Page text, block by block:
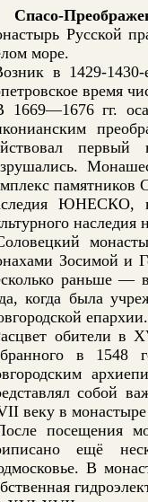
Спасо-
Русской
море.
в 1429-
время
1669—1676 гг.
первый
памятников
ЮНЕСКО,
Зосимой и
раньше —
когда была
епархии.
обители в
в 1548
собой
веку в
посещения
ещё
В